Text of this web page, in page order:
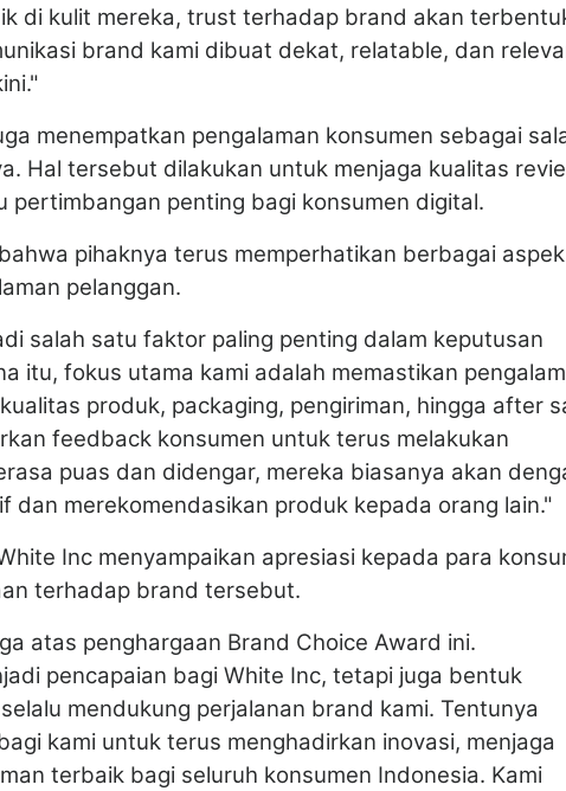
di kulit mereka, trust terhadap brand akan
brand kami dibuat dekat, relatable, dan
menempatkan pengalaman konsumen sebagai
Hal tersebut dilakukan untuk menjaga kualitas
pertimbangan penting bagi konsumen digital.
pihaknya terus memperhatikan berbagai aspek
pelanggan.
salah satu faktor paling penting dalam keputusan
itu, fokus utama kami adalah memastikan
produk, packaging, pengiriman, hingga after
feedback konsumen untuk terus melakukan
puas dan didengar, mereka biasanya akan
dan merekomendasikan produk kepada orang lain."
Inc menyampaikan apresiasi kepada para
terhadap brand tersebut.
atas penghargaan Brand Choice Award ini.
pencapaian bagi White Inc, tetapi juga bentuk
mendukung perjalanan brand kami. Tentunya
kami untuk terus menghadirkan inovasi, menjaga
terbaik bagi seluruh konsumen Indonesia. Kami